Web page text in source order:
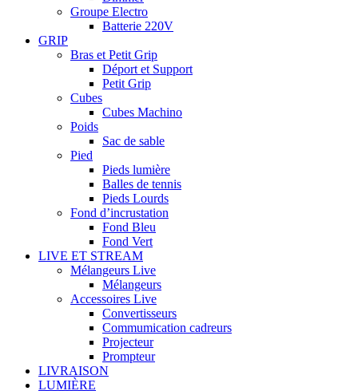
Groupe Electro
Batterie 220V
GRIP
Bras et Petit Grip
Déport et Support
Petit Grip
Cubes
Cubes Machino
Poids
Sac de sable
Pied
Pieds lumière
Balles de tennis
Pieds Lourds
Fond d’incrustation
Fond Bleu
Fond Vert
LIVE ET STREAM
Mélangeurs Live
Mélangeurs
Accessoires Live
Convertisseurs
Commumication cadreurs
Projecteur
Prompteur
LIVRAISON
LUMIÈRE